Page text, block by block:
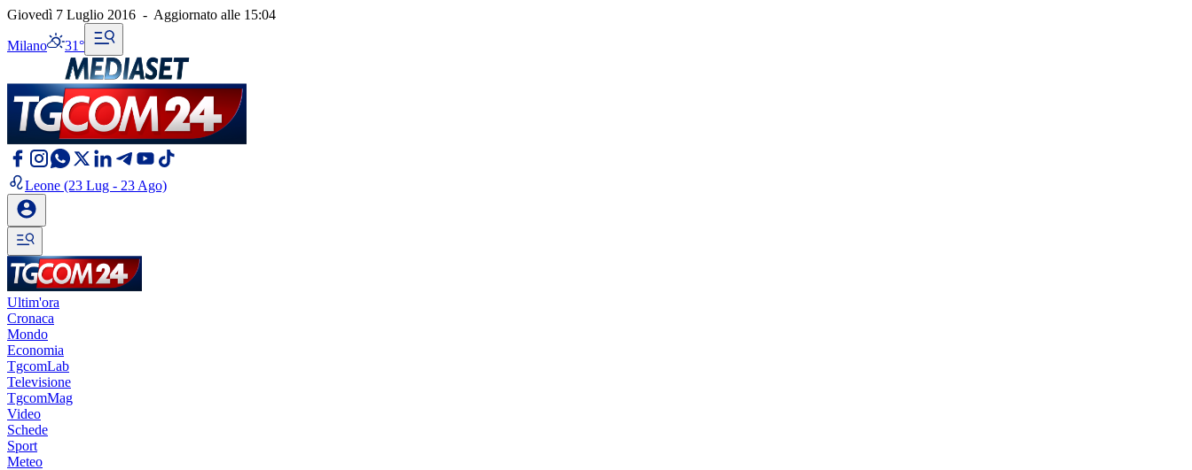
Giovedì 7 Luglio 2016 - Aggiornato alle 15:04
Milano 31°
Leone (23 Lug - 23 Ago)
Ultim'ora
Cronaca
Mondo
Economia
TgcomLab
Televisione
TgcomMag
Video
Schede
Sport
Meteo